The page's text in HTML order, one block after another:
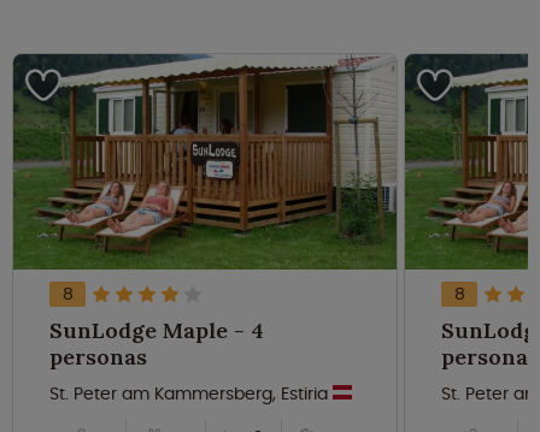
8
SunLodge Maple - 4
personas
St. Peter am Kammersberg, Estiria
8
personas
St. Peter